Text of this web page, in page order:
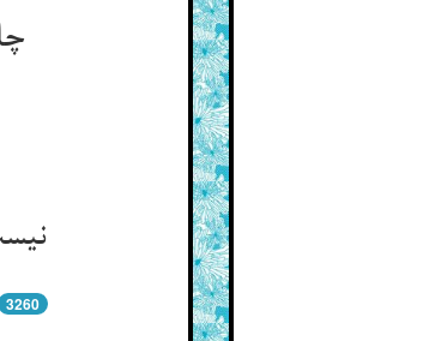
چارقت ربع کدامین آصفست ** پوستین گویی که کرته‌ی یوسفست
نیست آگه آن کشش از جرم و داد ** لیک بس جادوست عشق و اعتقاد
3260